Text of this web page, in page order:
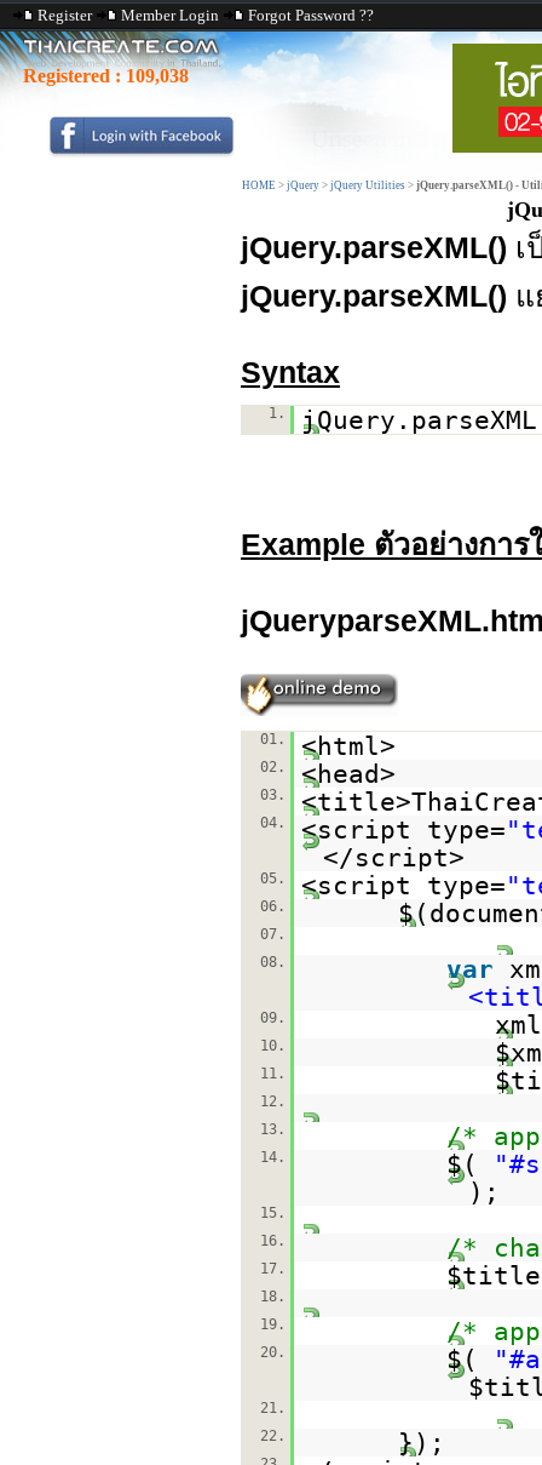
Register Member Login Forgot Password ??
Registered : 109,038
HOME > jQuery > jQuery Utilities > jQuery.parseXML() -
jQuery.parseXML() เ
jQuery.parseXML()
Syntax
1.
Example ตัวอย่างกา
01. <html>
02. <head>
03.
04. <script type=
</script>
05. <script type=
06.
07.
08.
var
09.
10.
11.
12.
13.
/*
14. $(
);
15.
16.
/*
17.
18.
19.
/*
20. $(
21.
22.
});